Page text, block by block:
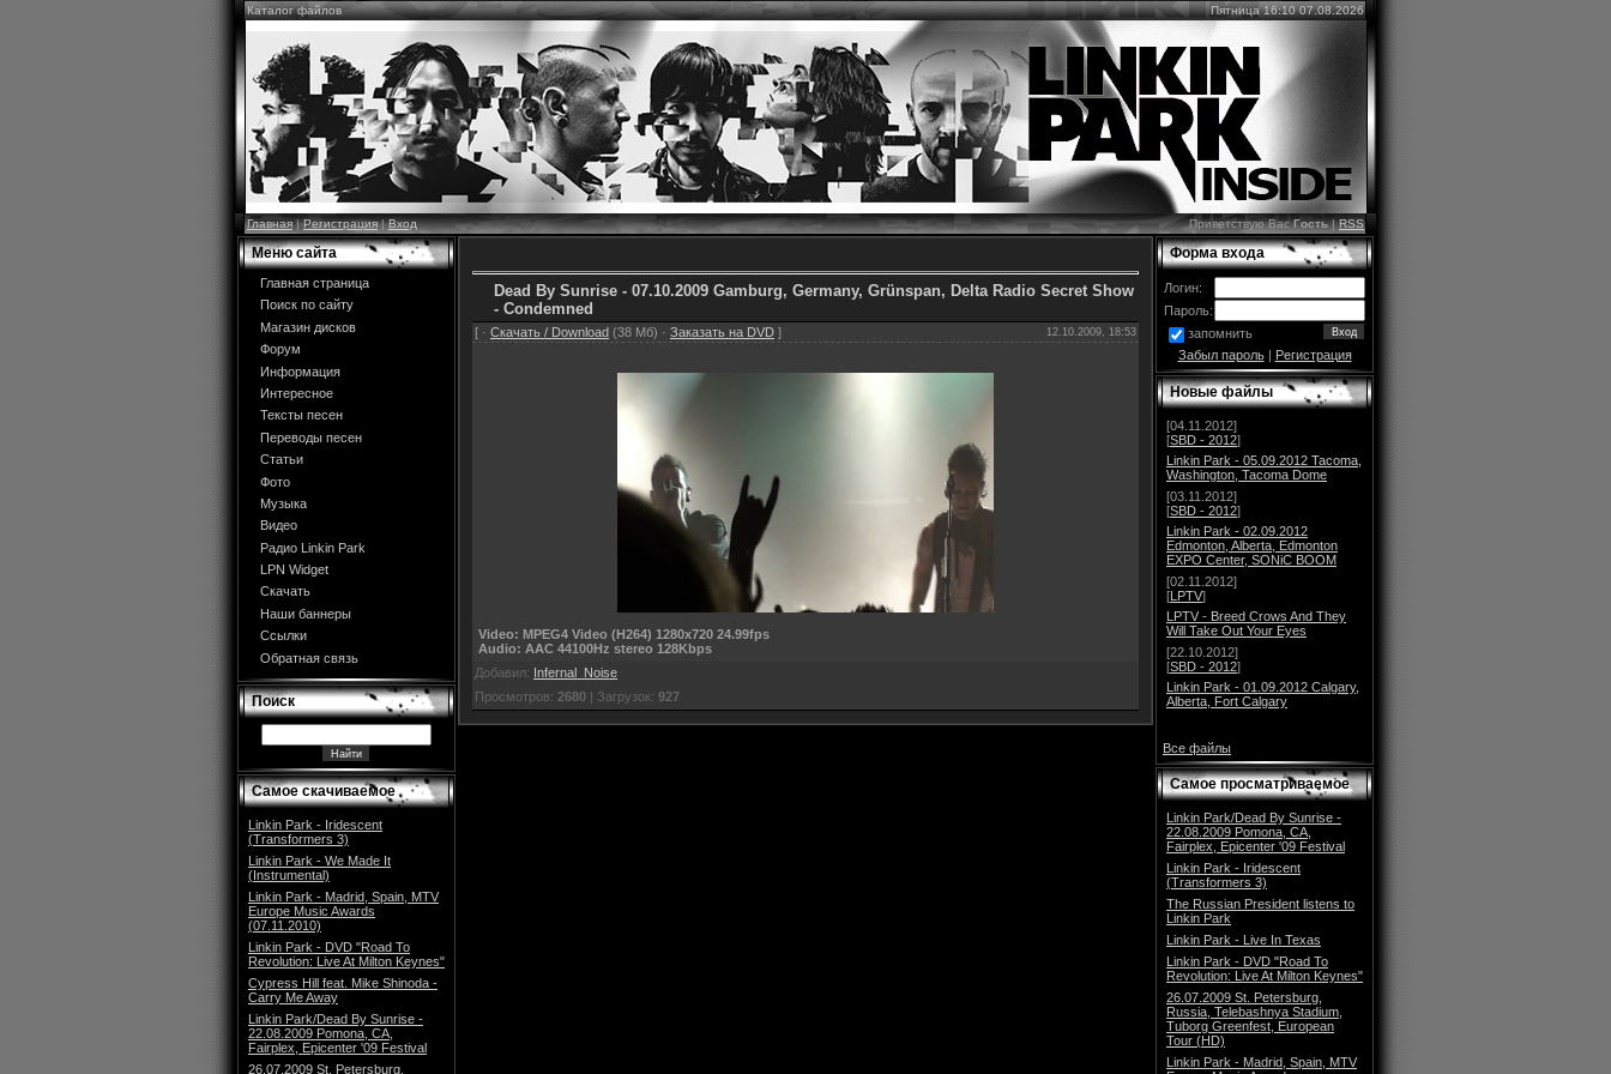
Каталог файлов Пятница 16:10 07.08.2026
Главная|Регистрация|Вход Приветствую ВасГость|RSS
Меню сайта
Главная страница
Поиск по сайту
Магазин дисков
Форум
Информация
Интересное
Тексты песен
Переводы песен
Статьи
Фото
Музыка
Видео
Радио Linkin Park
LPN Widget
Скачать
Наши баннеры
Ссылки
Обратная связь
Поиск
Самое скачиваемое
Linkin Park - Iridescent
(Transformers 3)
Linkin Park - We Made It
(Instrumental)
Linkin Park - Madrid, Spain, MTV
Europe Music Awards
(07.11.2010)
Linkin Park - DVD "Road To
Revolution: Live At Milton Keynes"
Cypress Hill feat. Mike Shinoda -
Carry Me Away
Linkin Park/Dead By Sunrise -
22.08.2009 Pomona, CA,
Fairplex, Epicenter '09 Festival
26.07.2009 St. Petersburg,
Dead By Sunrise - 07.10.2009 Gamburg, Germany, Grünspan, Delta Radio Secret Show
- Condemned
[ · Скачать / Download (38 Мб) · Заказать на DVD ] 12.10.2009, 18:53
Video: MPEG4 Video (H264) 1280x720 24.99fps
Audio: AAC 44100Hz stereo 128Kbps
Добавил: Infernal_Noise
Просмотров: 2680 | Загрузок: 927
Форма входа
Логин:
Пароль:
запомнить
Забыл пароль| Регистрация
Новые файлы
[04.11.2012]
[SBD - 2012]
Linkin Park - 05.09.2012 Tacoma,
Washington, Tacoma Dome
[03.11.2012]
[SBD - 2012]
Linkin Park - 02.09.2012
Edmonton, Alberta, Edmonton
EXPO Center, SONiC BOOM
[02.11.2012]
[LPTV]
LPTV - Breed Crows And They
Will Take Out Your Eyes
[22.10.2012]
[SBD - 2012]
Linkin Park - 01.09.2012 Calgary,
Alberta, Fort Calgary
Все файлы
Самое просматриваемое
Linkin Park/Dead By Sunrise -
22.08.2009 Pomona, CA,
Fairplex, Epicenter '09 Festival
Linkin Park - Iridescent
(Transformers 3)
The Russian President listens to
Linkin Park
Linkin Park - Live In Texas
Linkin Park - DVD "Road To
Revolution: Live At Milton Keynes"
26.07.2009 St. Petersburg,
Russia, Telebashnya Stadium,
Tuborg Greenfest, European
Tour (HD)
Linkin Park - Madrid, Spain, MTV